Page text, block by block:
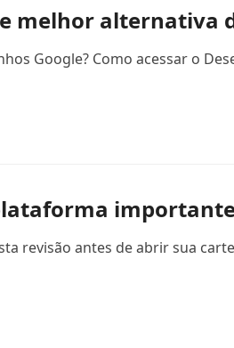
melhor alternativa
Google? Como acessar o
revisão antes de abrir sua